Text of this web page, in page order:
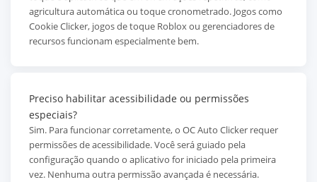
agricultura automática ou toque cronometrado. Jogos como
Cookie Clicker, jogos de toque Roblox ou gerenciadores de
recursos funcionam especialmente bem.
Preciso habilitar acessibilidade ou permissões
especiais?
Sim. Para funcionar corretamente, o OC Auto Clicker requer
permissões de acessibilidade. Você será guiado pela
configuração quando o aplicativo for iniciado pela primeira
vez. Nenhuma outra permissão avançada é necessária.